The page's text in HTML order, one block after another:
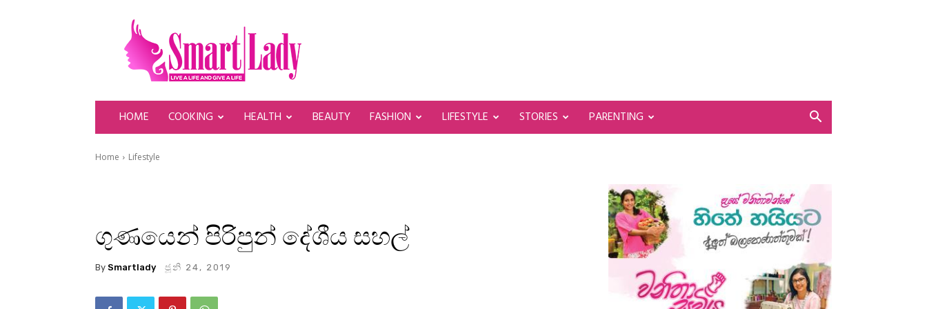
SmartLady
HOME COOKING HEALTH BEAUTY FASHION LIFESTYLE STORIES PARENTING
Home Lifestyle
ගුණයෙන් පිරිපුන් දේශීය සහල්
By Smartlady ජූනි 24, 2019